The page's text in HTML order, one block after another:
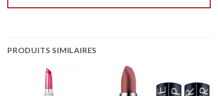
PRODUITS SIMILAIRES